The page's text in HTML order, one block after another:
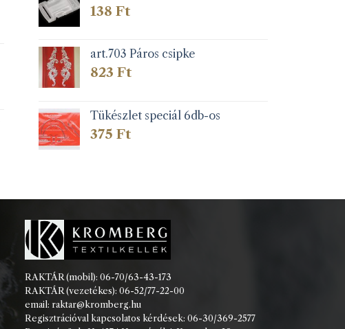
138Ft
art.703 Páros csipke
823Ft
Tükészlet speciál 6db-os
375Ft
RAKTÁR (mobil): 06-70/63-43-173
RAKTÁR (vezetékes): 06-52/77-22-00
email: raktar@kromberg.hu
Regisztrációval kapcsolatos kérdések: 06-30/369-2577